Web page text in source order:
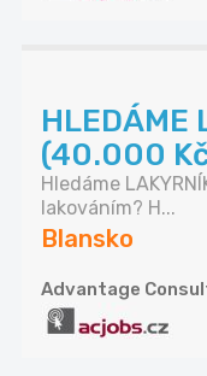
HLEDÁME
(40.000
Hledáme
lakováním? H...
Blansko
Advantage